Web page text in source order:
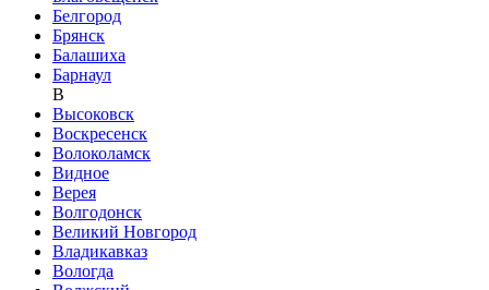
Белгород
Брянск
Балашиха
Барнаул
В
Высоковск
Воскресенск
Волоколамск
Видное
Верея
Волгодонск
Великий Новгород
Владикавказ
Вологда